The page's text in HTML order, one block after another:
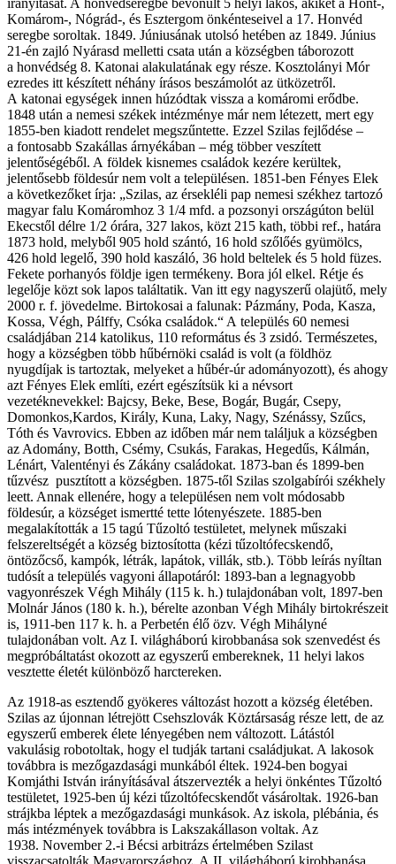
Komárom-, Nógrád-, és Esztergom önkénteseivel a 17. Honvéd
seregbe soroltak. 1849. Júniusának utolsó hetében az 1849. Június
21-én zajló Nyárasd melletti csata után a községben táborozott
a honvédség 8. Katonai alakulatának egy része. Kosztolányi Mór
ezredes itt készített néhány írásos beszámolót az ütközetről.
A katonai egységek innen húzódtak vissza a komáromi erődbe.
1848 után a nemesi székek intézménye már nem létezett, mert egy
1855-ben kiadott rendelet megszűntette. Ezzel Szilas fejlődése –
a fontosabb Szakállas árnyékában – még többer veszített
jelentőségéből. A földek kisnemes családok kezére kerültek,
jelentősebb földesúr nem volt a településen. 1851-ben Fényes Elek
a következőket írja: „Szilas, az érsekléli pap nemesi székhez tartozó
magyar falu Komáromhoz 3 1/4 mfd. a pozsonyi országúton belül
Ekecstől délre 1/2 órára, 327 lakos, közt 215 kath, többi ref., határa
1873 hold, melyből 905 hold szántó, 16 hold szőlőés gyümölcs,
426 hold legelő, 390 hold kaszáló, 36 hold beltelek és 5 hold füzes.
Fekete porhanyós földje igen termékeny. Bora jól elkel. Rétje és
legelője közt sok lapos találtatik. Van itt egy nagyszerű olajütő, mely
2000 r. f. jövedelme. Birtokosai a falunak: Pázmány, Poda, Kasza,
Kossa, Végh, Pálffy, Csóka családok.“ A település 60 nemesi
családjában 214 katolikus, 110 református és 3 zsidó. Természetes,
hogy a községben több hűbérnöki család is volt (a földhöz
nyugdíjak is tartoztak, melyeket a hűbér-úr adományozott), és ahogy
azt Fényes Elek említi, ezért egészítsük ki a névsort
vezetéknevekkel: Bajcsy, Beke, Bese, Bogár, Bugár, Csepy,
Domonkos,Kardos, Király, Kuna, Laky, Nagy, Szénássy, Szűcs,
Tóth és Vavrovics. Ebben az időben már nem találjuk a községben
az Adomány, Botth, Csémy, Csukás, Farakas, Hegedűs, Kálmán,
Lénárt, Valentényi és Zákány családokat. 1873-ban és 1899-ben
tűzvész pusztított a községben. 1875-től Szilas szolgabírói székhely
leett. Annak ellenére, hogy a településen nem volt módosabb
földesúr, a községet ismertté tette lótenyészete. 1885-ben
megalakították a 15 tagú Tűzoltó testületet, melynek műszaki
felszereltségét a község biztosította (kézi tűzoltófecskendő,
öntözőcső, kampók, létrák, lapátok, villák, stb.). Több leírás nyíltan
tudósít a település vagyoni állapotáról: 1893-ban a legnagyobb
vagyonrészek Végh Mihály (115 k. h.) tulajdonában volt, 1897-ben
Molnár János (180 k. h.), bérelte azonban Végh Mihály birtokrészeit
is, 1911-ben 117 k. h. a Perbetén élő özv. Végh Mihályné
tulajdonában volt. Az I. világháború kirobbanása sok szenvedést és
megpróbáltatást okozott az egyszerű embereknek, 11 helyi lakos
vesztette életét különböző harctereken.
Az 1918-as esztendő gyökeres változást hozott a község életében.
Szilas az újonnan létrejött Csehszlovák Köztársaság része lett, de az
egyszerű emberek élete lényegében nem változott. Látástól
vakulásig robotoltak, hogy el tudják tartani családjukat. A lakosok
továbbra is mezőgazdasági munkából éltek. 1924-ben bogyai
Komjáthi István irányításával átszervezték a helyi önkéntes Tűzoltó
testületet, 1925-ben új kézi tűzoltófecskendőt vásároltak. 1926-ban
strájkba léptek a mezőgazdasági munkások. Az iskola, plébánia, és
más intézmények továbbra is Lakszakállason voltak. Az
1938. November 2.-i Bécsi arbitrázs értelmében Szilast
visszacsatolták Magyarországhoz. A II. világháború kirobbanása